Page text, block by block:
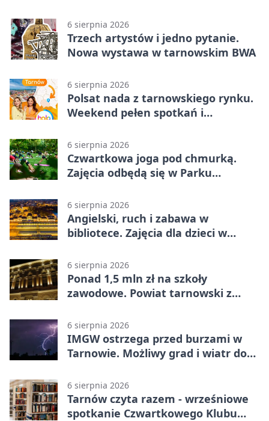
6 sierpnia 2026
Trzech artystów i jedno pytanie.
Nowa wystawa w tarnowskim BWA
6 sierpnia 2026
Polsat nada z tarnowskiego rynku.
Weekend pełen spotkań i
6 sierpnia 2026
Czwartkowa joga pod chmurką.
Zajęcia odbędą się w Parku
6 sierpnia 2026
Angielski, ruch i zabawa w
bibliotece. Zajęcia dla dzieci w
6 sierpnia 2026
Ponad 1,5 mln zł na szkoły
zawodowe. Powiat tarnowski z
6 sierpnia 2026
IMGW ostrzega przed burzami w
Tarnowie. Możliwy grad i wiatr do
6 sierpnia 2026
Tarnów czyta razem - wrześniowe
spotkanie Czwartkowego Klubu